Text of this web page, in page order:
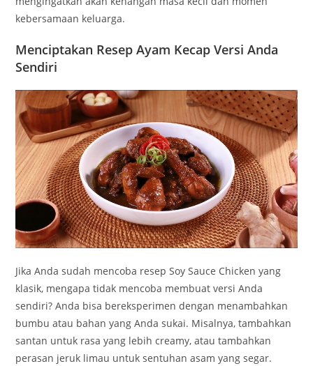
kebersamaan keluarga.
Menciptakan Resep Ayam Kecap Versi Anda
Sendiri
Jika Anda sudah mencoba resep Soy Sauce Chicken yang
klasik, mengapa tidak mencoba membuat versi Anda
sendiri? Anda bisa bereksperimen dengan menambahkan
bumbu atau bahan yang Anda sukai. Misalnya, tambahkan
santan untuk rasa yang lebih creamy, atau tambahkan
perasan jeruk limau untuk sentuhan asam yang segar.